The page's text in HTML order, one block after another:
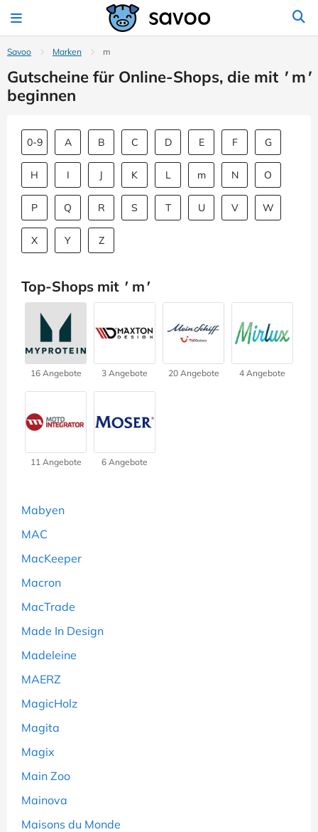
Savoo Marken m
Gutscheine für Online-Shops, die mit ' m'
beginnen
0-9 A B C D E F G
H I J K L m N O
P Q R S T U V W
X Y Z
Top-Shops mit ' m'
16 Angebote 3 Angebote 20 Angebote 4 Angebote
11 Angebote 6 Angebote
Mabyen
MAC
MacKeeper
Macron
MacTrade
Made In Design
Madeleine
MAERZ
MagicHolz
Magita
Magix
Main Zoo
Mainova
Maisons du Monde